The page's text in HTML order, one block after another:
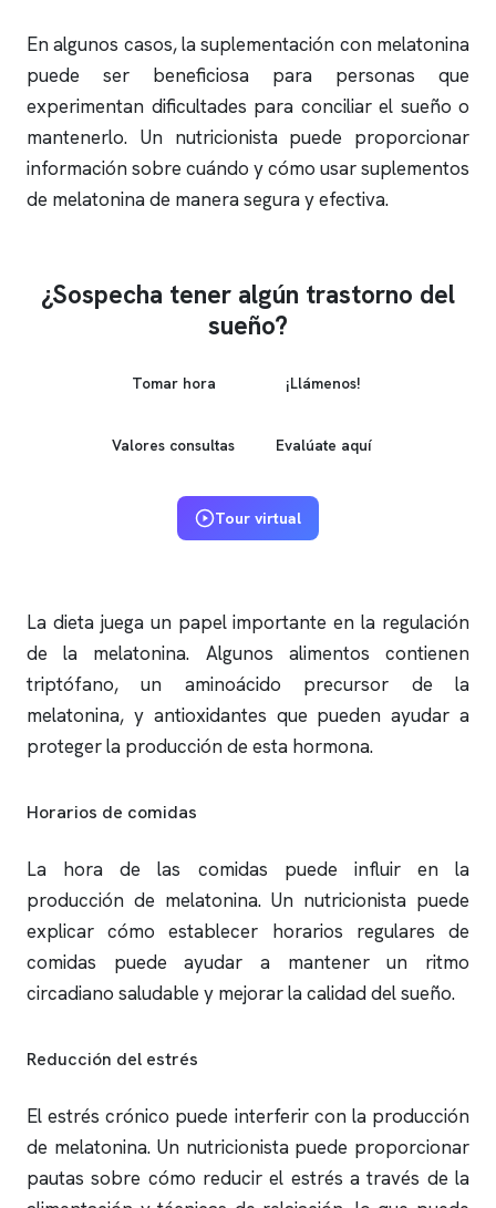
En algunos casos, la suplementación con melatonina
puede ser beneficiosa para personas que
experimentan dificultades para conciliar el sueño o
mantenerlo. Un nutricionista puede proporcionar
información sobre cuándo y cómo usar suplementos
de melatonina de manera segura y efectiva.
¿Sospecha tener algún trastorno del
sueño?
Tomar hora ¡Llámenos!
Valores consultas Evalúate aquí
Tour virtual
La dieta juega un papel importante en la regulación
de la melatonina. Algunos alimentos contienen
triptófano, un aminoácido precursor de la
melatonina, y antioxidantes que pueden ayudar a
proteger la producción de esta hormona.
Horarios de comidas
La hora de las comidas puede influir en la
producción de melatonina. Un nutricionista puede
explicar cómo establecer horarios regulares de
comidas puede ayudar a mantener un ritmo
circadiano saludable y mejorar la calidad del sueño.
Reducción del estrés
El estrés crónico puede interferir con la producción
de melatonina. Un nutricionista puede proporcionar
pautas sobre cómo reducir el estrés a través de la